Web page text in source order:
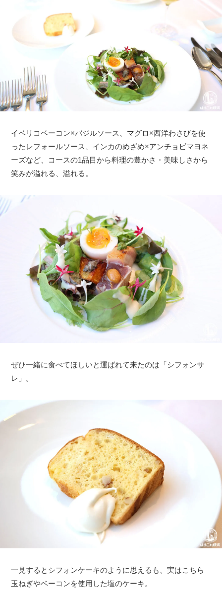
イベリコベーコン×バジルソース、マグロ×西洋わさびを使
ったレフォールソース、インカのめざめ×アンチョビマヨネ
ーズなど、コースの1品目から料理の豊かさ・美味しさから
笑みが溢れる、溢れる。
ぜひ一緒に食べてほしいと運ばれて来たのは「シフォンサ
レ」。
一見するとシフォンケーキのように思えるも、実はこちら
玉ねぎやベーコンを使用した塩のケーキ。